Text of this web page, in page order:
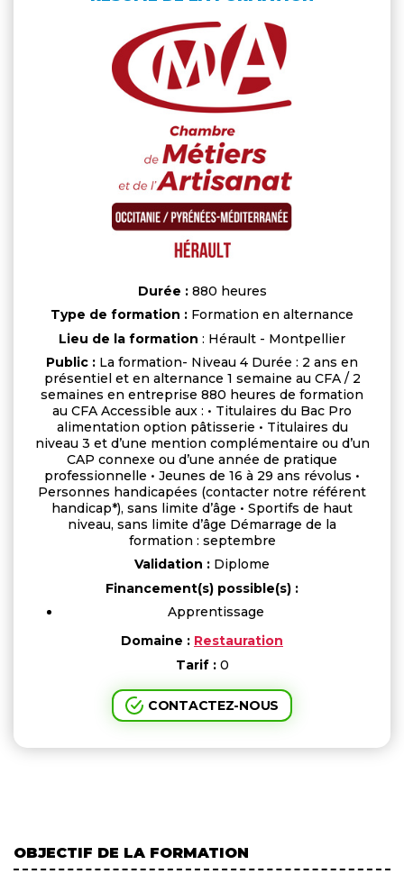
Durée :880 heures
Type de formation : Formation en alternance
Lieu de la formation : Hérault - Montpellier
Public : La formation- Niveau 4 Durée : 2 ans en
présentiel et en alternance 1 semaine au CFA / 2
semaines en entreprise 880 heures de formation
au CFA Accessible aux : • Titulaires du Bac Pro
alimentation option pâtisserie • Titulaires du
niveau 3 et d’une mention complémentaire ou d’un
CAP connexe ou d’une année de pratique
professionnelle • Jeunes de 16 à 29 ans révolus •
Personnes handicapées (contacter notre référent
handicap*), sans limite d’âge • Sportifs de haut
niveau, sans limite d’âge Démarrage de la
formation : septembre
Validation : Diplome
Financement(s) possible(s) :
Apprentissage
Domaine : Restauration
Tarif :0
CONTACTEZ-NOUS
OBJECTIF DE LA FORMATION